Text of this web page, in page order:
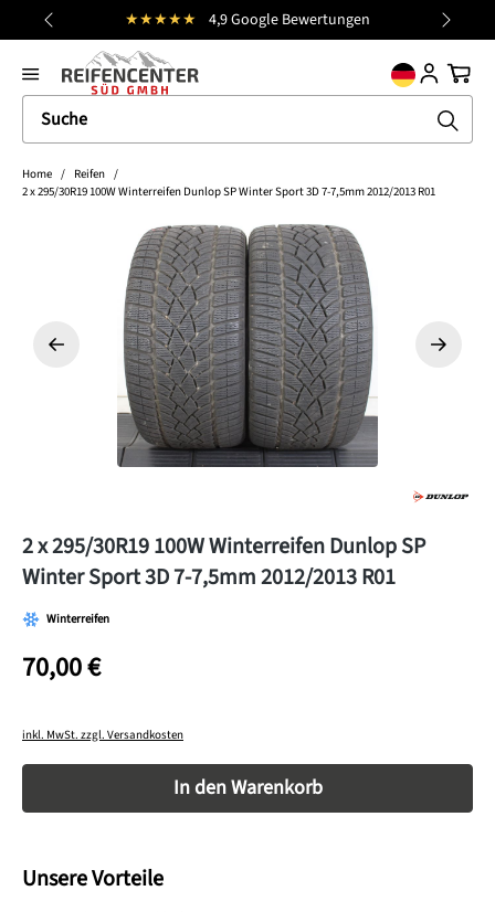
springen ★★★★★ 4,9 Google Bewertungen
general.prev
Home / Reifen /
2 x 295/30R19 100W Winterreifen Dunlop SP Winter Sport 3D 7-7,5mm 2012/2013 R01
Bildergalerie überspringen
2 x 295/30R19 100W Winterreifen Dunlop SP
Winter Sport 3D 7-7,5mm 2012/2013 R01
Winterreifen
70,00 €
inkl. MwSt. zzgl. Versandkosten
Produkt Anzahl: Gib den gewünschten Wert
In den Warenkorb
Unsere Vorteile